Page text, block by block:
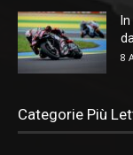
8
Categorie Più